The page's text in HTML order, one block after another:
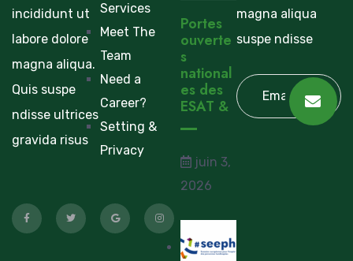
incididunt ut
labore dolore
magna aliqua.
Quis suspe
ndisse ultrices
gravida risus
Services
Meet The
Team
Need a
Career?
Setting &
Privacy
Portes
ouverte
s
national
es des
ESAT &
juin 3,
2026
magna aliqua
suspe ndisse